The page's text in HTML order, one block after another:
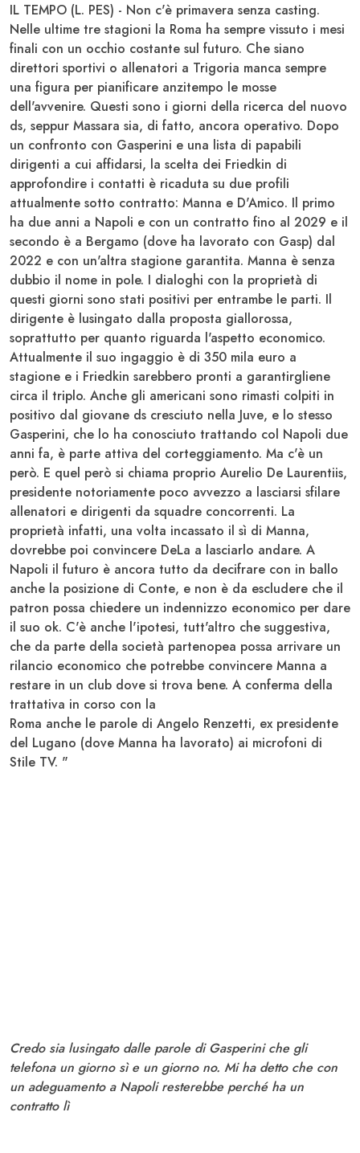
IL TEMPO (L. PES) - Non c'è primavera senza casting.
Nelle ultime tre stagioni la Roma ha sempre vissuto i mesi
finali con un occhio costante sul futuro. Che siano
direttori sportivi o allenatori a Trigoria manca sempre
una figura per pianificare anzitempo le mosse
dell'avvenire. Questi sono i giorni della ricerca del nuovo
ds, seppur Massara sia, di fatto, ancora operativo. Dopo
un confronto con Gasperini e una lista di papabili
dirigenti a cui affidarsi, la scelta dei Friedkin di
approfondire i contatti è ricaduta su due profili
attualmente sotto contratto: Manna e D'Amico. Il primo
ha due anni a Napoli e con un contratto fino al 2029 e il
secondo è a Bergamo (dove ha lavorato con Gasp) dal
2022 e con un'altra stagione garantita. Manna è senza
dubbio il nome in pole. I dialoghi con la proprietà di
questi giorni sono stati positivi per entrambe le parti. Il
dirigente è lusingato dalla proposta giallorossa,
soprattutto per quanto riguarda l'aspetto economico.
Attualmente il suo ingaggio è di 350 mila euro a
stagione e i Friedkin sarebbero pronti a garantirgliene
circa il triplo. Anche gli americani sono rimasti colpiti in
positivo dal giovane ds cresciuto nella Juve, e lo stesso
Gasperini, che lo ha conosciuto trattando col Napoli due
anni fa, è parte attiva del corteggiamento. Ma c'è un
però. E quel però si chiama proprio Aurelio De Laurentiis,
presidente notoriamente poco avvezzo a lasciarsi sfilare
allenatori e dirigenti da squadre concorrenti. La
proprietà infatti, una volta incassato il sì di Manna,
dovrebbe poi convincere DeLa a lasciarlo andare. A
Napoli il futuro è ancora tutto da decifrare con in ballo
anche la posizione di Conte, e non è da escludere che il
patron possa chiedere un indennizzo economico per dare
il suo ok. C'è anche l'ipotesi, tutt'altro che suggestiva,
che da parte della società partenopea possa arrivare un
rilancio economico che potrebbe convincere Manna a
restare in un club dove si trova bene. A conferma della
trattativa in corso con la
Roma anche le parole di Angelo Renzetti, ex presidente
del Lugano (dove Manna ha lavorato) ai microfoni di
Stile TV. "
Credo sia lusingato dalle parole di Gasperini che gli
telefona un giorno sì e un giorno no. Mi ha detto che con
un adeguamento a Napoli resterebbe perché ha un
contratto lì